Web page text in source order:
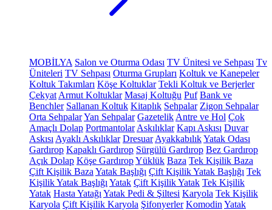
MOBİLYA Salon ve Oturma Odası TV Ünitesi ve Sehpası Tv
Üniteleri TV Sehpası Oturma Grupları Koltuk ve Kanepeler
Koltuk Takımları Köşe Koltuklar Tekli Koltuk ve Berjerler
Çekyat Armut Koltuklar Masaj Koltuğu Puf Bank ve
Benchler Sallanan Koltuk Kitaplık Sehpalar Zigon Sehpalar
Orta SehpalarYan Sehpalar Gazetelik Antre ve Hol Çok
Amaçlı Dolap Portmantolar Askılıklar Kapı Askısı Duvar
Askısı Ayaklı Askılıklar Dresuar AyakkabılıkYatak Odası
Gardırop Kapaklı Gardırop Sürgülü Gardırop Bez Gardırop
Açık Dolap Köşe GardıropYüklük Baza Tek Kişilik Baza
Çift Kişilik Baza Yatak Başlığı Çift Kişilik Yatak Başlığı Tek
Kişilik Yatak Başlığı Yatak Çift Kişilik Yatak Tek Kişilik
Yatak Hasta Yatağı Yatak Pedi & Şiltesi Karyola Tek Kişilik
Karyola Çift Kişilik Karyola Şifonyerler Komodin Yatak